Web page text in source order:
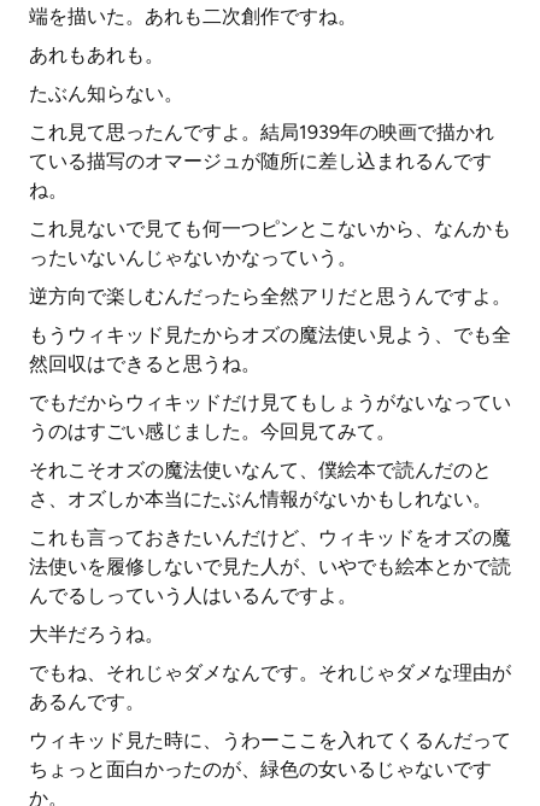
端を描いた。あれも二次創作ですね。
あれもあれも。
たぶん知らない。
これ見て思ったんですよ。結局1939年の映画で描かれ
ている描写のオマージュが随所に差し込まれるんです
ね。
これ見ないで見ても何一つピンとこないから、なんかも
ったいないんじゃないかなっていう。
逆方向で楽しむんだったら全然アリだと思うんですよ。
もうウィキッド見たからオズの魔法使い見よう、でも全
然回収はできると思うね。
でもだからウィキッドだけ見てもしょうがないなってい
うのはすごい感じました。今回見てみて。
それこそオズの魔法使いなんて、僕絵本で読んだのと
さ、オズしか本当にたぶん情報がないかもしれない。
これも言っておきたいんだけど、ウィキッドをオズの魔
法使いを履修しないで見た人が、いやでも絵本とかで読
んでるしっていう人はいるんですよ。
大半だろうね。
でもね、それじゃダメなんです。それじゃダメな理由が
あるんです。
ウィキッド見た時に、うわーここを入れてくるんだって
ちょっと面白かったのが、緑色の女いるじゃないです
か。